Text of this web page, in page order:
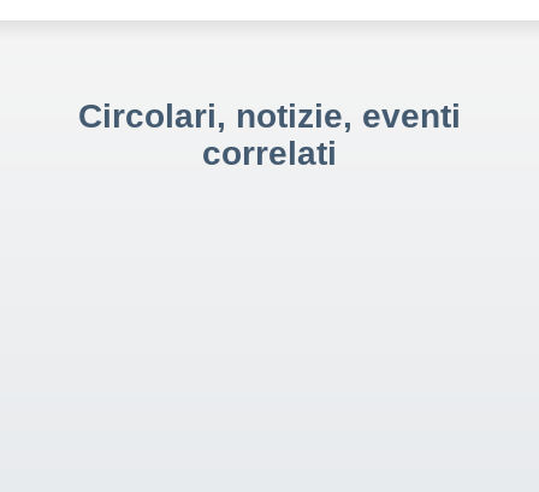
Circolari, notizie, eventi
correlati